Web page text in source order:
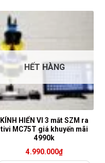
HẾT HÀNG
KÍNH HIỂN VI 3 mắt SZM ra
tivi MC75T giá khuyến mãi
4990k
4.990.000₫